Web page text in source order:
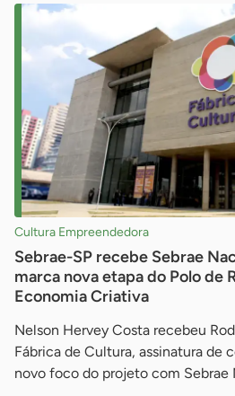
Cultura Empreendedora
Sebrae-SP recebe Sebrae
marca nova etapa do Polo de
Economia Criativa
Nelson Hervey Costa recebeu
Fábrica de Cultura, assinatura de
novo foco do projeto com Sebrae